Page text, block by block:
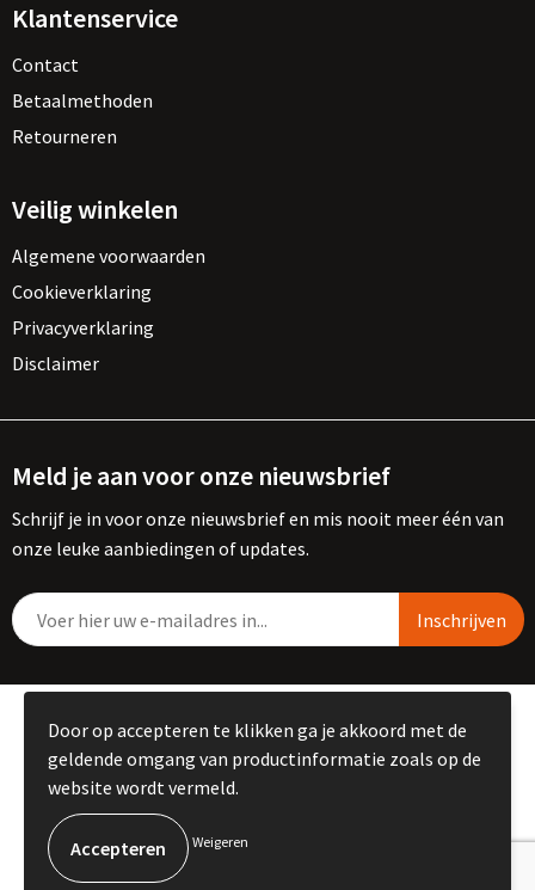
Klantenservice
Contact
Betaalmethoden
Retourneren
Veilig winkelen
Algemene voorwaarden
Cookieverklaring
Privacyverklaring
Disclaimer
Meld je aan voor onze nieuwsbrief
Schrijf je in voor onze nieuwsbrief en mis nooit meer één van
onze leuke aanbiedingen of updates.
© Copyright Kemme B.V. 2023
Door op accepteren te klikken ga je akkoord met de
geldende omgang van productinformatie zoals op de
website wordt vermeld.
Weigeren